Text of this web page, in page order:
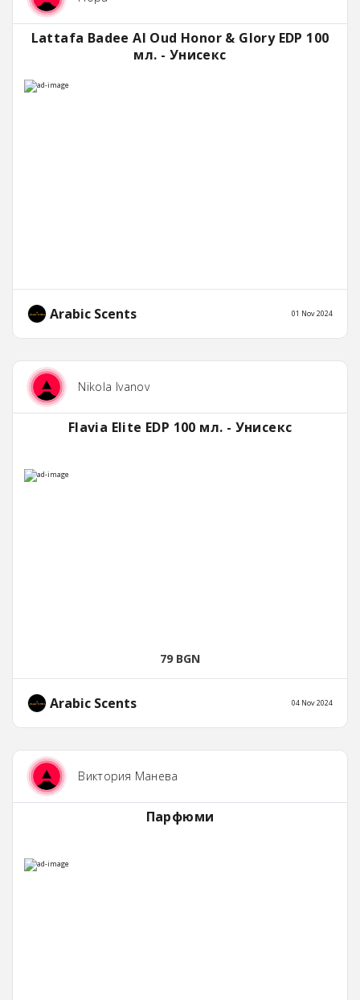
Lattafa Badee Al Oud Honor & Glory EDP 100
мл. - Унисекс
Arabic Scents 01 Nov 2024
Nikola Ivanov
Flavia Elite EDP 100 мл. - Унисекс
79 BGN
Arabic Scents 04 Nov 2024
Виктория Манева
Парфюми